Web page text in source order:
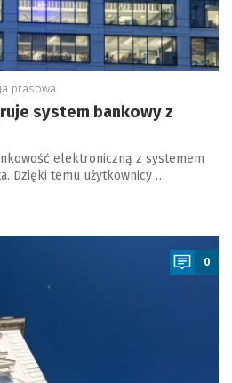
prasowa
system bankowy z
elektroniczną z systemem
Dzięki temu użytkownicy …
0